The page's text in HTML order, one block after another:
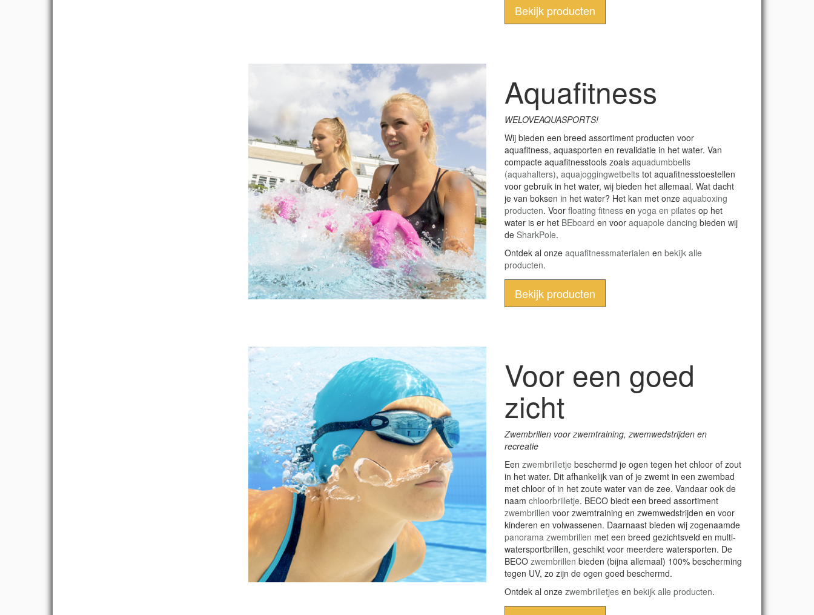
Bekijk producten
Aquafitness
WELOVEAQUASPORTS!
Wij bieden een breed assortiment producten voor
aquafitness, aquasporten en revalidatie in het water. Van
compacte aquafitnesstools zoalsaquadumbbells
(aquahalters),aquajoggingwetbelts tot aquafitnesstoestellen
voor gebruik in het water, wij bieden het allemaal. Wat dacht
je van boksen in het water? Het kan met onzeaquaboxing
producten. Voorfloating fitness enyoga en pilates op het
water is er het BEboard en vooraquapole dancing bieden wij
deSharkPole.
Ontdek al onzeaquafitnessmaterialen enbekijk alle
producten.
Bekijk producten
Voor een goed
zicht
Zwembrillen voor zwemtraining, zwemwedstrijden en
recreatie
Eenzwembrilletje beschermd je ogen tegen het chloor of zout
in het water. Dit afhankelijk van of je zwemt in een zwembad
met chloor of in het zoute water van de zee. Vandaar ook de
naamchloorbrilletje. BECO biedt een breed assortiment
zwembrillen voor zwemtraining en zwemwedstrijden en voor
kinderen en volwassenen. Daarnaast bieden wij zogenaamde
panorama zwembrillen met een breed gezichtsveld en multi-
watersportbrillen, geschikt voor meerdere watersporten. De
BECOzwembrillen bieden (bijna allemaal) 100% bescherming
tegen UV, zo zijn de ogen goed beschermd.
Ontdek al onzezwembrilletjes enbekijk alle producten.